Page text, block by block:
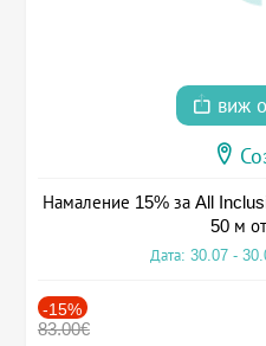
виж
Намаление 15% за All
50 м
Дата: 30.07 -
-15%
83.00€